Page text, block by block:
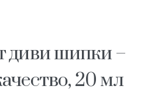
диви шипки –
20 мл